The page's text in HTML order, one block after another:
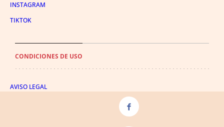
INSTAGRAM
TIKTOK
CONDICIONES DE USO
AVISO LEGAL